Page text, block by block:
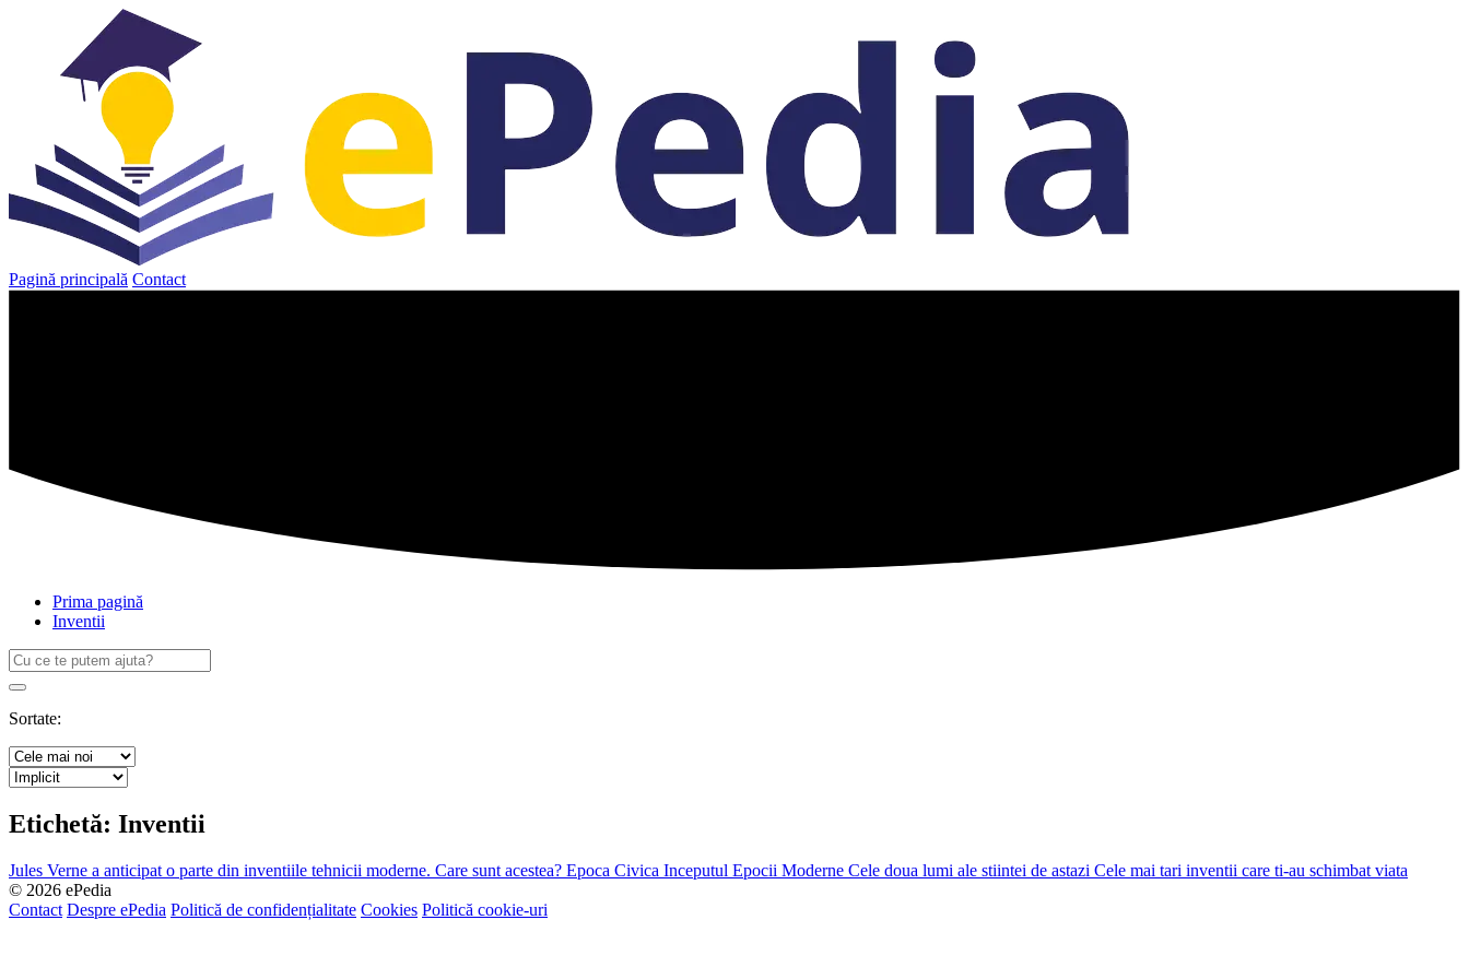
Pagină principală Contact
Prima pagină
Inventii
Caută
după:
Search
Sortate:
Etichetă: Inventii
Jules Verne a anticipat o parte din inventiile tehnicii moderne. Care sunt acestea? Epoca Civica Inceputul Epocii Moderne Cele doua lumi ale stiintei de astazi Cele mai tari inventii care ti-au schimbat viata
© 2026 ePedia
Contact Despre ePedia Politică de confidențialitate Cookies Politică cookie-uri